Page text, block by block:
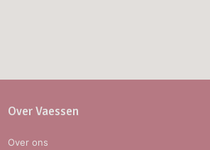
Over Vaessen
Over ons